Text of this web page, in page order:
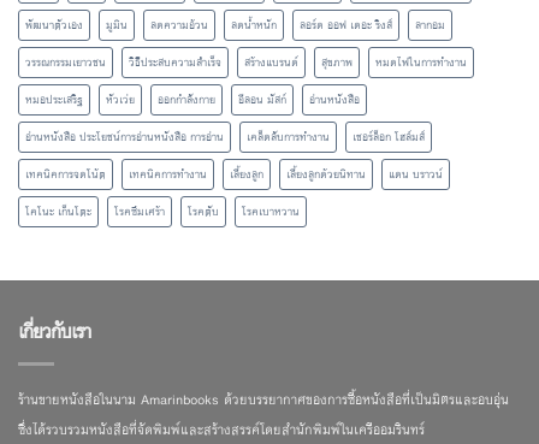
พัฒนาตัวเอง
มูมิน ลดความอ้วน ลดน้ำหนัก ลอร์ด ออฟ เดอะ ริงส์
ลากอม
วรรณกรรมเยาวชน
วิธีประสบความสำเร็จ สร้างแบรนด์ สุขภาพ
หมดไฟในการทำงาน
หมอประเสริฐ
หัวเว่ย ออกกำลังกาย อีลอน มัสก์
อ่านหนังสือ
อ่านหนังสือ ประโยชน์การอ่านหนังสือ การอ่าน
เคล็ดลับการทำงาน
เชอร์ล็อก โฮล์มส์
เทคนิคการจดโน้ต
เทคนิคการทำงาน เลี้ยงลูก เลี้ยงลูกด้วยนิทาน
แดน บราวน์
โคโนะ เก็นโตะ
โรคซึมเศร้า โรคตับ โรคเบาหวาน
เกี่ยวกับเรา
ร้านขายหนังสือในนาม Amarinbooks ด้วยบรรยากาศของการซื้อหนังสือที่เป็นมิตรและอบอุ่น
ซึ่งได้รวบรวมหนังสือที่จัดพิมพ์และสร้างสรรค์โดยสำนักพิมพ์ในเครืออมรินทร์